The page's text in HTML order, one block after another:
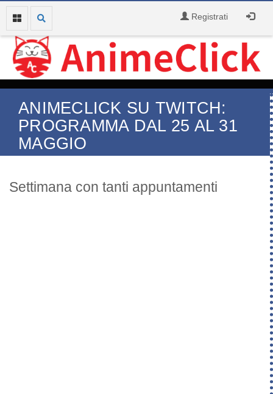
Registrati
ANIMECLICK SU TWITCH:
PROGRAMMA DAL 25 AL 31
MAGGIO
Settimana con tanti appuntamenti